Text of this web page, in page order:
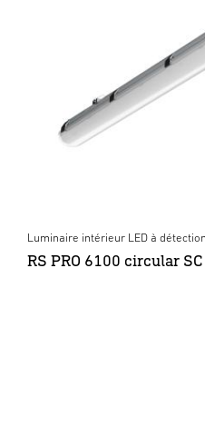
Luminaire intérieur LED à
RS PRO 6100 circular SC